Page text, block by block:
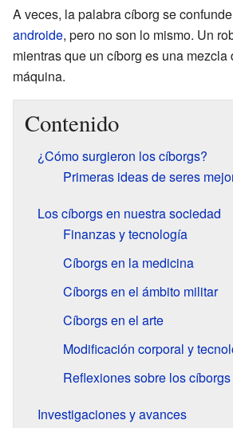
A veces, la palabra cíborg se
androide, pero no son lo mismo. Un
mientras que un cíborg es una mezcla
máquina.
Contenido
¿Cómo surgieron los cíborgs?
Primeras ideas de seres
Los cíborgs en nuestra sociedad
Finanzas y tecnología
Cíborgs en la medicina
Cíborgs en el ámbito militar
Cíborgs en el arte
Modificación corporal y
Reflexiones sobre los cíborgs
Investigaciones y avances